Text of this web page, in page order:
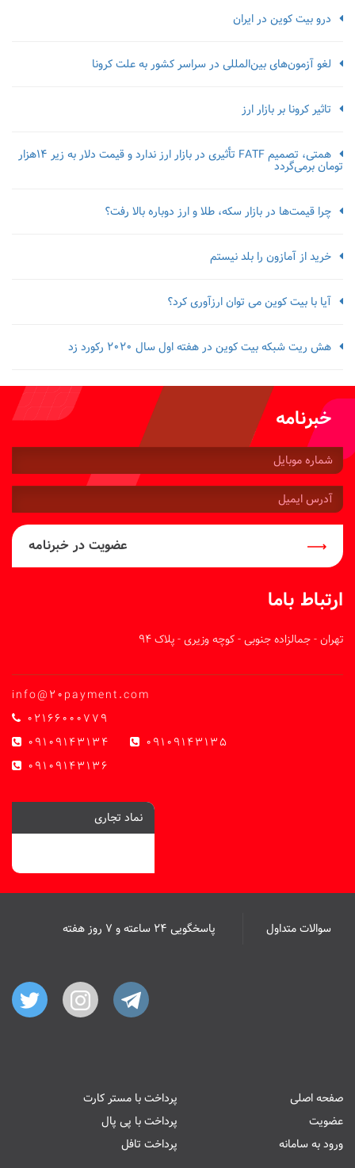
درو بیت کوین در ایران
لغو آزمون‌‌های بین‌المللی در سراسر کشور به علت کرونا
تاثیر کرونا بر بازار ارز
همتی، تصمیم FATF تأثیری در بازار ارز ندارد و قیمت دلار به زیر ۱۴هزار
تومان برمی‌گردد
چرا قیمت‌ها در بازار سکه، طلا و ارز دوباره بالا رفت؟
خرید از آمازون را بلد نیستم
آیا با بیت کوین می توان ارزآوری کرد؟
هش ریت شبکه بیت کوین در هفته اول سال 2020 رکورد زد
خبرنامه
شماره
موبایل:
آدرس
ایمیل:
عضویت در خبرنامه
ارتباط باما
تهران - جمالزاده جنوبی - کوچه وزیری - پلاک 94
info@20payment.com
02166000779
09109143134
09109143135
09109143136
نماد تجاری
سوالات متداول پاسخگویی ۲۴ ساعته و ۷ روز هفته
صفحه اصلی
عضویت
ورود به سامانه
پرداخت با مستر کارت
پرداخت با پی پال
پرداخت تافل